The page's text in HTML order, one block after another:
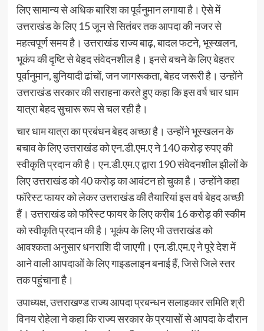
लिए सामान्य से अधिक बारिश का पूर्वनुमान लगाया है। ऐसे में
उत्तराखंड के लिए 15 जून से सितंबर तक आपदा की नजर से
महत्वपूर्ण समय है। उत्तराखंड राज्य बाढ़, बादल फटने, भूस्खलन,
भूकंप की दृष्टि से बेहद संवेदनशील है। इनसे बचने के लिए बेहतर
पूर्वानुमान, बुनियादी ढांचों, जन जागरूकता, बेहद जरूरी है। उन्होंने
उत्तराखंड सरकार की सराहना करते हुए कहा कि इस वर्ष चार धाम
यात्रा बेहद सुचारू रूप से चल रही है।
चार धाम यात्रा का प्रबंधन बेहद अच्छा है। उन्होंने भूस्खलन के
बचाव के लिए उत्तराखंड को एन.डी.एम.ए ने 140 करोड़ रुपए की
स्वीकृति प्रदान की है। एन.डी.एम.ए द्वारा 190 संवेदनशील झीलों के
लिए उत्तराखंड को 40 करोड़ का आवंटन हो चुका है। उन्होंने कहा
फॉरेस्ट फायर को लेकर उत्तराखंड की तैयारियां इस वर्ष बेहद अच्छी
हैं। उत्तराखंड को फॉरेस्ट फायर के लिए करीब 16 करोड़ की स्कीम
को स्वीकृति प्रदान की है। भूकंप के लिए भी उत्तराखंड को
आवश्कता अनुसार धनराशि दी जाएगी। एन.डी.एम.ए ने पूरे देश में
आने वाली आपदाओं के लिए गाइडलाइन बनाई हैं, जिसे जिले स्तर
तक पहुंचाना है।
उपाध्यक्ष, उत्तराखण्ड राज्य आपदा प्रबन्धन सलाहकार समिति श्री
विनय रोहेला ने कहा कि राज्य सरकार के प्रयासों से आपदा के दौरान